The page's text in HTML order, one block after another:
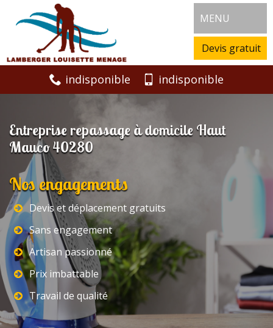
MENU
Devis gratuit
indisponible indisponible
Entreprise repassage à domicile Haut
Mauco 40280
Nos engagements
Devis et déplacement gratuits
Sans engagement
Artisan passionné
Prix imbattable
Travail de qualité